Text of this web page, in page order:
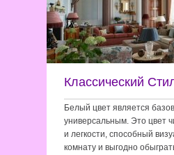
Классический
Белый цвет является
универсальным. Это цвет
и легкости, способный
комнату и выгодно